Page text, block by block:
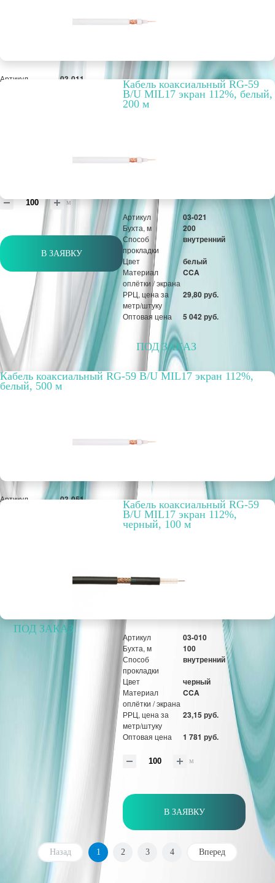
Артикул 03-011
23,15 руб.
м
В ЗАЯВКУ
Кабель коаксиальный RG-59
B/U MIL17 экран 112%, белый,
200 м
Артикул 03-021
Бухта, м 200
Способ
прокладки
внутренний
Цвет белый
Материал
оплётки / экрана
CCA
РРЦ, цена за
метр/штуку
29,80 руб.
Оптовая цена 5 042 руб.
ПОД ЗАКАЗ
Кабель коаксиальный RG-59 B/U MIL17 экран 112%,
белый, 500 м
Артикул 03-051
29,80 руб.
ПОД ЗАКАЗ
Кабель коаксиальный RG-59
B/U MIL17 экран 112%,
черный, 100 м
Артикул 03-010
Бухта, м 100
Способ
прокладки
внутренний
Цвет черный
Материал
оплётки / экрана
CCA
РРЦ, цена за
метр/штуку
23,15 руб.
Оптовая цена 1 781 руб.
м
В ЗАЯВКУ
Назад 1 2 3 4 Вперед